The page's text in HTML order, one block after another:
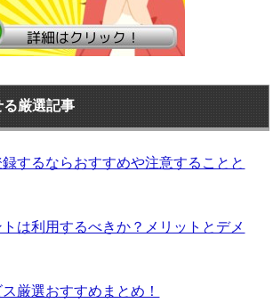
厳選記事
するならおすすめや注意することと
は利用するべきか？メリットとデメ
厳選おすすめまとめ！